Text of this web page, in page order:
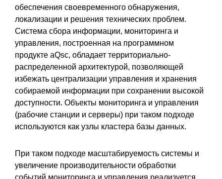
обеспечения своевременного обнаружения,
локализации и решения технических проблем.
Система сбора информации, мониторинга и
управления, построенная на программном
продукте aQsc, обладает территориально-
распределенной архитектурой, позволяющей
избежать централизации управления и хранения
собираемой информации при сохранении высокой
доступности. Объекты мониторинга и управления
(рабочие станции и серверы) при таком подходе
используются как узлы кластера базы данных.
При таком подходе масштабируемость системы и
увеличение производительности обработки
событий мониторинга и управления реализуется